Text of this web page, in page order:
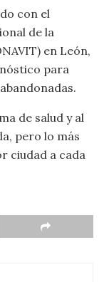
con el
de la
en León,
para
de salud y al
pero lo más
ciudad a cada